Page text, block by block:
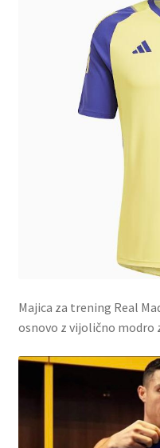
Majica za trening Real
osnovo z vijolično modro